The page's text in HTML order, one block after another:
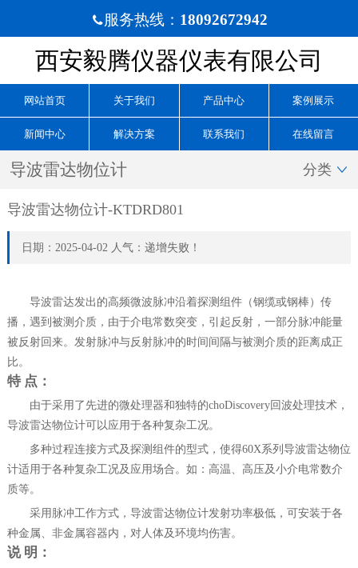
服务热线： 18092672942
西安毅腾仪器仪表有限公司
网站首页 关于我们 产品中心 案例展示
新闻中心 解决方案 联系我们 在线留言
导波雷达物位计 分类 
导波雷达物位计-KTDRD801
日期：2025-04-02 人气：递增失败！
导波雷达发出的高频微波脉冲沿着探测组件（钢缆或钢棒）传
播，遇到被测介质，由于介电常数突变，引起反射，一部分脉冲能量
被反射回来。发射脉冲与反射脉冲的时间间隔与被测介质的距离成正
比。
特 点：
由于采用了先进的微处理器和独特的choDiscovery回波处理技术，
导波雷达物位计可以应用于各种复杂工况。
多种过程连接方式及探测组件的型式，使得60X系列导波雷达物位
计适用于各种复杂工况及应用场合。如：高温、高压及小介电常数介
质等。
采用脉冲工作方式，导波雷达物位计发射功率极低，可安装于各
种金属、非金属容器内，对人体及环境均伤害。
说 明：